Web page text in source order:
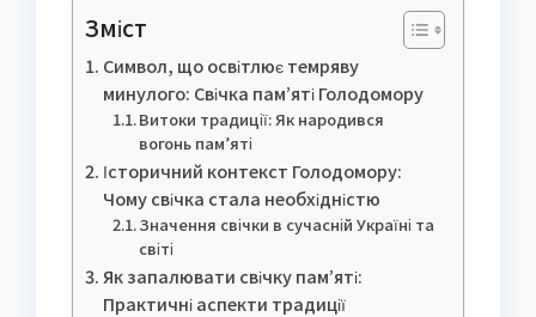
Зміст
Символ, що освітлює темряву
минулого: Свічка пам’яті Голодомору
Витоки традиції: Як народився
вогонь пам’яті
Історичний контекст Голодомору:
Чому свічка стала необхідністю
Значення свічки в сучасній Україні та
світі
Як запалювати свічку пам’яті:
Практичні аспекти традиції